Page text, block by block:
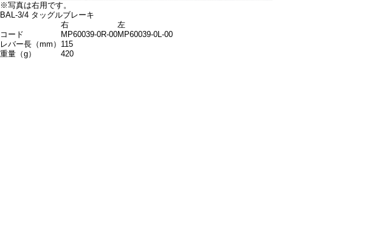
※写真は右用です。
BAL-3/4 タッグルブレーキ
右
左
コード
MP60039-0R-00MP60039-0L-00
レバー長（mm） 115
重量（g）
420